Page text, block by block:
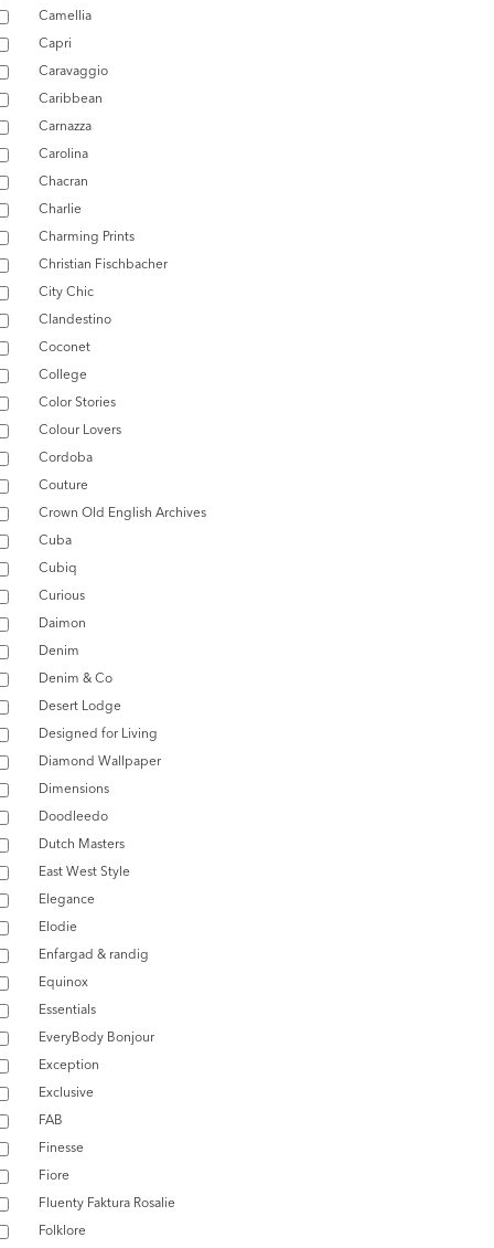
Camellia
Capri
Caravaggio
Caribbean
Carnazza
Carolina
Chacran
Charlie
Charming Prints
Christian Fischbacher
City Chic
Clandestino
Coconet
College
Color Stories
Colour Lovers
Cordoba
Couture
Crown Old English Archives
Cuba
Cubiq
Curious
Daimon
Denim
Denim & Co
Desert Lodge
Designed for Living
Diamond Wallpaper
Dimensions
Doodleedo
Dutch Masters
East West Style
Elegance
Elodie
Enfargad & randig
Equinox
Essentials
EveryBody Bonjour
Exception
Exclusive
FAB
Finesse
Fiore
Fluenty Faktura Rosalie
Folklore